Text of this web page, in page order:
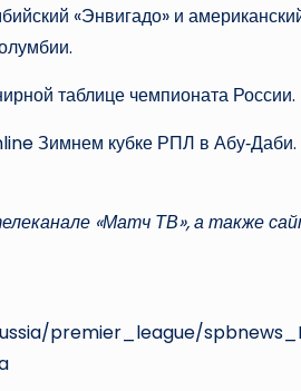
«Энвигадо» и
таблице чемпионата России.
Зимнем кубке РПЛ в Абу‑Даби.
«Матч ТВ», а также
premier_league/